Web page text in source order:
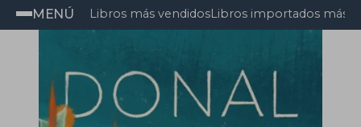
MENÚ Libros más vendidosLibros importados más